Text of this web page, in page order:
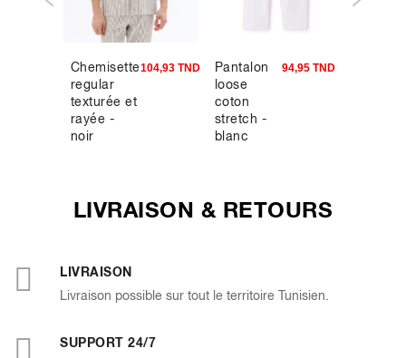
Chemisette
regular
texturée et
rayée -
noir
104,93 TND
Pantalon
loose
coton
stretch -
blanc
94,95 TND
LIVRAISON & RETOURS
LIVRAISON
Livraison possible sur tout le territoire Tunisien.
SUPPORT 24/7